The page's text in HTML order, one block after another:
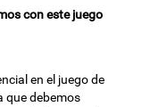
con este juego
en el juego de
que debemos